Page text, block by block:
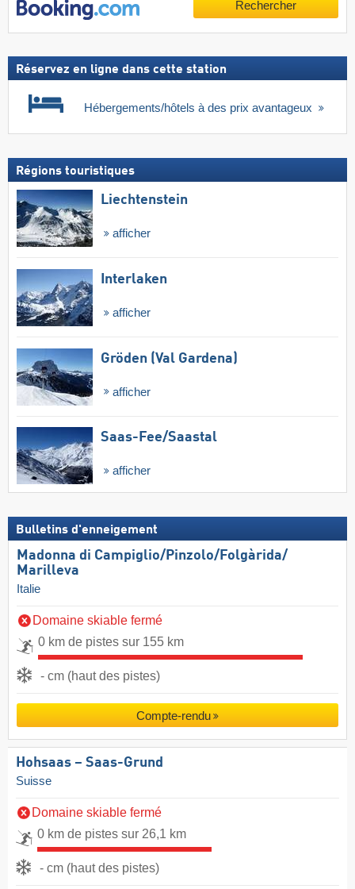
Rechercher
Réservez en ligne dans cette station
Hébergements/hôtels à des prix avantageux
Régions touristiques
Liechtenstein
afficher
Interlaken
afficher
Gröden (Val Gardena)
afficher
Saas-Fee/​Saastal
afficher
Bulletins d'enneigement
Madonna di Campiglio/​Pinzolo/​Folgàrida/​
Marilleva
Italie
Domaine skiable fermé
0 km de pistes sur 155 km
- cm (haut des pistes)
Compte-rendu
Hohsaas – Saas-Grund
Suisse
Domaine skiable fermé
0 km de pistes sur 26,1 km
- cm (haut des pistes)